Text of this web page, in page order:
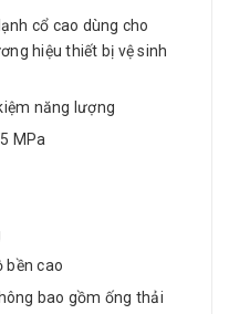
cổ cao dùng cho
hiệu thiết bị vệ sinh
năng lượng
MPa
bền cao
bao gồm ống thải